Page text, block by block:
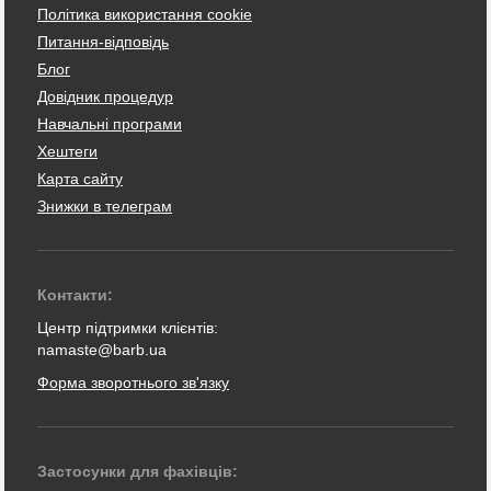
Політика використання cookie
Питання-відповідь
Блог
Довідник процедур
Навчальні програми
Хештеги
Карта сайту
Знижки в телеграм
Контакти:
Центр підтримки клієнтів:
namaste@barb.ua
Форма зворотнього зв'язку
Застосунки для фахівців: